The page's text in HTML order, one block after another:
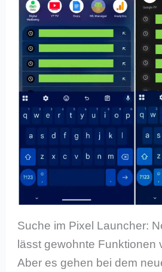
Suche im Pixel Launcher:
lässt gewohnte Funktionen
Aber es gehen bei dem